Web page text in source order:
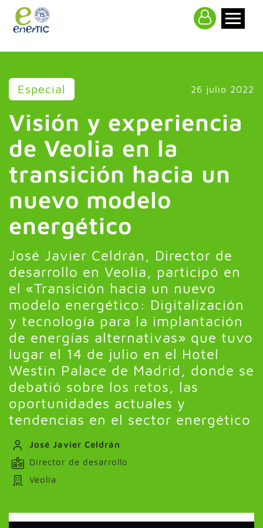
Especial 26 julio 2022
Visión y experiencia
de Veolia en la
transición hacia un
nuevo modelo
energético
José Javier Celdrán, Director de
desarrollo en Veolia, participó en
el «Transición hacia un nuevo
modelo energético: Digitalización
y tecnología para la implantación
de energías alternativas» que tuvo
lugar el 14 de julio en el Hotel
Westin Palace de Madrid, donde se
debatió sobre los retos, las
oportunidades actuales y
tendencias en el sector energético
José Javier Celdrán
Director de desarrollo
Veolia